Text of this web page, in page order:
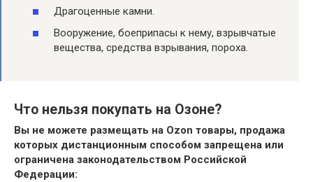
Драгоценные камни.
Вооружение, боеприпасы к нему, взрывчатые
вещества, средства взрывания, пороха.
Что нельзя покупать на Озоне?
Вы не можете размещать на Ozon товары, продажа
которых дистанционным способом запрещена или
ограничена законодательством Российской
Федерации: